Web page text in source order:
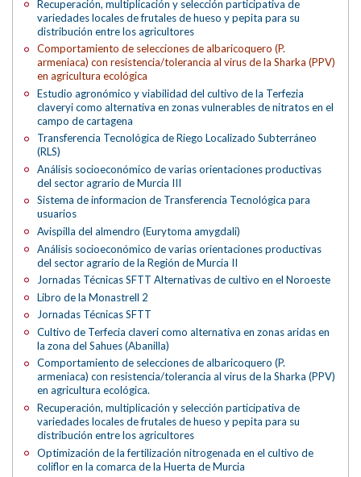
Recuperación, multiplicación y selección participativa de
variedades locales de frutales de hueso y pepita para su
distribución entre los agricultores
Comportamiento de selecciones de albaricoquero (P.
armeniaca) con resistencia/tolerancia al virus de la Sharka (PPV)
en agricultura ecológica
Estudio agronómico y viabilidad del cultivo de la Terfezia
claveryi como alternativa en zonas vulnerables de nitratos en el
campo de cartagena
Transferencia Tecnológica de Riego Localizado Subterráneo
(RLS)
Análisis socioeconómico de varias orientaciones productivas
del sector agrario de Murcia III
Sistema de informacion de Transferencia Tecnológica para
usuarios
Avispilla del almendro (Eurytoma amygdali)
Análisis socioeconómico de varias orientaciones productivas
del sector agrario de la Región de Murcia II
Jornadas Técnicas SFTT Alternativas de cultivo en el Noroeste
Libro de la Monastrell 2
Jornadas Técnicas SFTT
Cultivo de Terfecia claveri como alternativa en zonas aridas en
la zona del Sahues (Abanilla)
Comportamiento de selecciones de albaricoquero (P.
armeniaca) con resistencia/tolerancia al virus de la Sharka (PPV)
en agricultura ecológica.
Recuperación, multiplicación y selección participativa de
variedades locales de frutales de hueso y pepita para su
distribución entre los agricultores
Optimización de la fertilización nitrogenada en el cultivo de
coliflor en la comarca de la Huerta de Murcia